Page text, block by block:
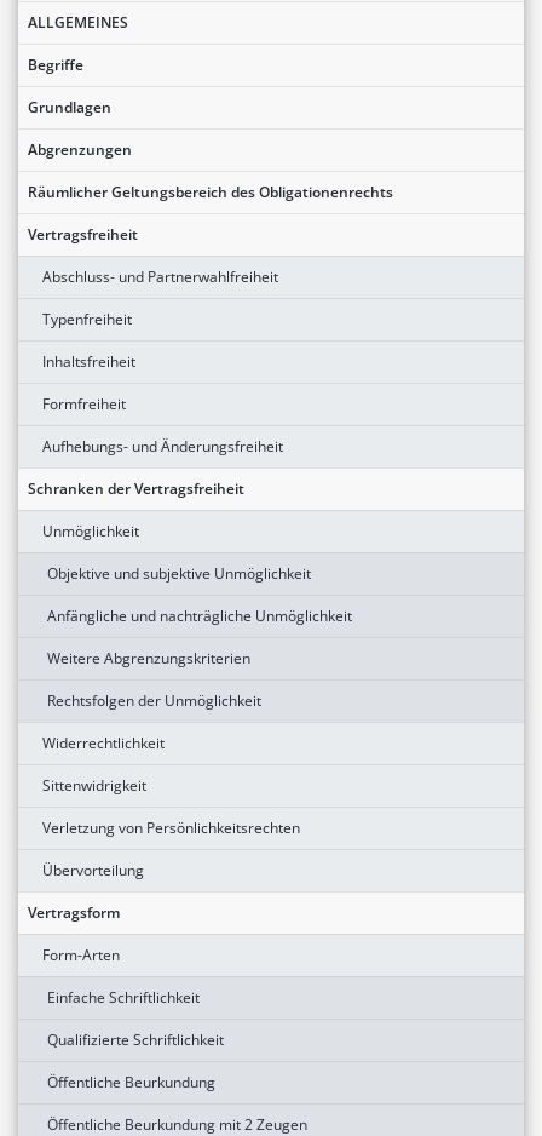
ALLGEMEINES
Begriffe
Grundlagen
Abgrenzungen
Räumlicher Geltungsbereich des Obligationenrechts
Vertragsfreiheit
Abschluss- und Partnerwahlfreiheit
Typenfreiheit
Inhaltsfreiheit
Formfreiheit
Aufhebungs- und Änderungsfreiheit
Schranken der Vertragsfreiheit
Unmöglichkeit
Objektive und subjektive Unmöglichkeit
Anfängliche und nachträgliche Unmöglichkeit
Weitere Abgrenzungskriterien
Rechtsfolgen der Unmöglichkeit
Widerrechtlichkeit
Sittenwidrigkeit
Verletzung von Persönlichkeitsrechten
Übervorteilung
Vertragsform
Form-Arten
Einfache Schriftlichkeit
Qualifizierte Schriftlichkeit
Öffentliche Beurkundung
Öffentliche Beurkundung mit 2 Zeugen